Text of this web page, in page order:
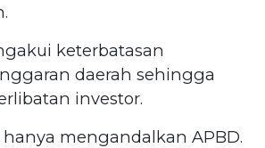
keterbatasan
daerah sehingga
investor.
hanya mengandalkan APBD.